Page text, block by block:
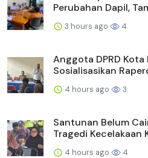
Perubahan Dapil,
3 hours ago 4
Anggota DPRD Kota
Sosialisasikan
4 hours ago 3
Santunan Belum
Tragedi Kecelakaan
4 hours ago 4